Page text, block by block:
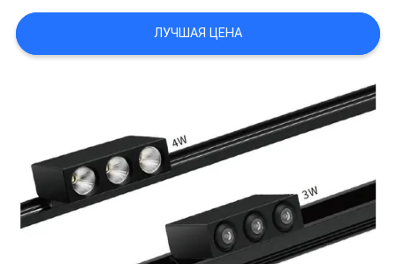
ПОЛИТИКА
КОНФИДЕНЦИАЛЬНОСТИ
ЛУЧШАЯ ЦЕНА